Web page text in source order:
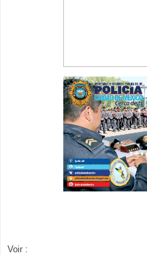
Voir :